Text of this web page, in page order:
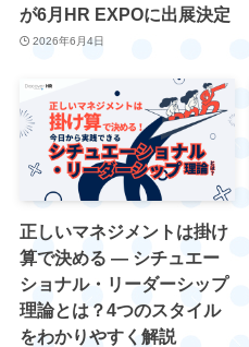
が6月HR EXPOに出展決定
2026年6月4日
正しいマネジメントは掛け
算で決める ― シチュエー
ショナル・リーダーシップ
理論とは？4つのスタイル
をわかりやすく解説